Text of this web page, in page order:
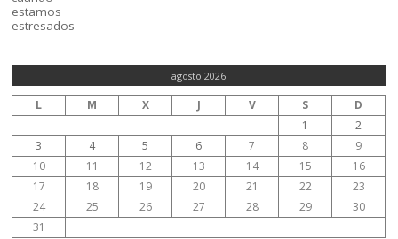
agosto 2026
L M X J V S
D
1
2
3
4 5 6 7 8
9
10
11 12 13 14 15
16
17
18 19 20 21 22
23
24
25 26 27 28 29
30
31